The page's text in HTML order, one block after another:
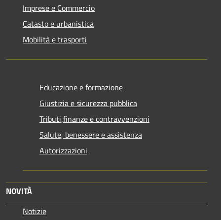
Imprese e Commercio
Catasto e urbanistica
Mobilità e trasporti
Educazione e formazione
Giustizia e sicurezza pubblica
Tributi,finanze e contravvenzioni
Salute, benessere e assistenza
Autorizzazioni
NOVITÀ
Notizie